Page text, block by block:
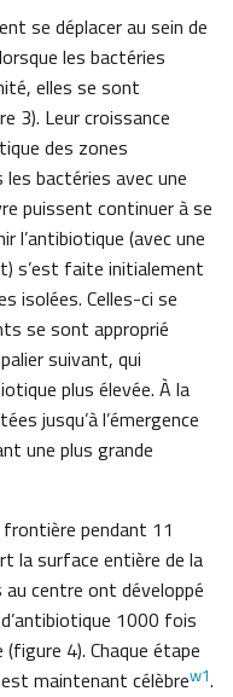
se déplacer au sein de
les bactéries
elles se sont
3). Leur croissance
des zones
bactéries avec une
puissent continuer à se
l’antibiotique (avec une
s’est faite initialement
isolées. Celles-ci se
se sont approprié
suivant, qui
plus élevée. À la
jusqu’à l’émergence
une plus grande
frontière pendant 11
la surface entière de la
centre ont développé
1000 fois
4). Chaque étape
maintenant célèbrew1.